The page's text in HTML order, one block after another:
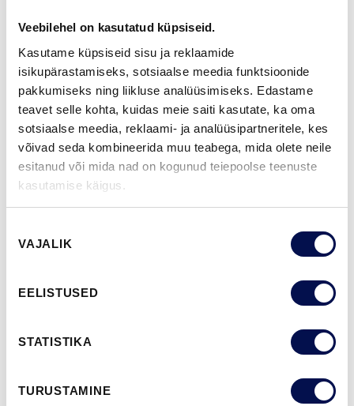
Veebilehel on kasutatud küpsiseid.
Kasutame küpsiseid sisu ja reklaamide
isikupärastamiseks, sotsiaalse meedia funktsioonide
pakkumiseks ning liikluse analüüsimiseks. Edastame
teavet selle kohta, kuidas meie saiti kasutate, ka oma
sotsiaalse meedia, reklaami- ja analüüsipartneritele, kes
võivad seda kombineerida muu teabega, mida olete neile
esitanud või mida nad on kogunud teiepoolse teenuste
kasutamise käigus.
valik
VAJALIK
EELISTUSED
STATISTIKA
TURUSTAMINE